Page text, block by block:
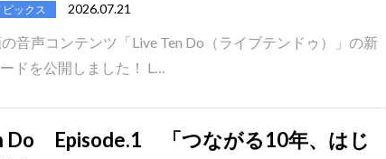
ックス 2026.07.21
音声コンテンツ「Live Ten Do（ライブテンドゥ）」の新
ドを公開しました！ L…
Do Episode.1 「つながる10年、はじ